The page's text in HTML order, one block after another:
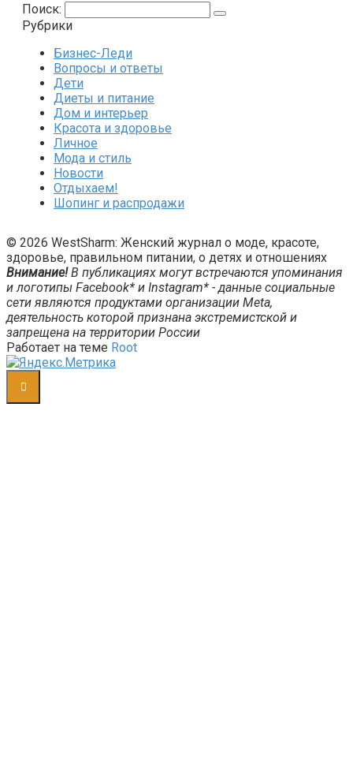
Поиск:
Рубрики
Бизнес-Леди
Вопросы и ответы
Дети
Диеты и питание
Дом и интерьер
Красота и здоровье
Личное
Мода и стиль
Новости
Отдыхаем!
Шопинг и распродажи
© 2026 WestSharm: Женский журнал о моде, красоте,
здоровье, правильном питании, о детях и отношениях
Внимание!В публикациях могут встречаются упоминания
и логотипы Facebook* и Instagram* - данные социальные
сети являются продуктами организации Meta,
деятельность которой признана экстремистской и
запрещена на территории России
Работает на теме Root